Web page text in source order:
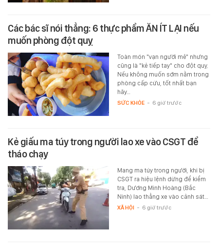
Các bác sĩ nói thẳng: 6 thực phẩm ĂN ÍT LẠI nếu
muốn phòng đột quỵ
Toàn món "vạn người mê" nhưng
cũng là "kẻ tiếp tay" cho đột quỵ.
Nếu không muốn sớm nằm trong
phòng cấp cứu, tốt nhất bạn
hãy…
SỨC KHỎE - 6 giờ trước
Kẻ giấu ma túy trong người lao xe vào CSGT để
tháo chạy
Mang ma túy trong người, khi bị
CSGT ra hiệu lệnh dừng để kiểm
tra, Dương Minh Hoàng (Bắc
Ninh) lao thẳng xe vào cảnh sát…
XÃ HỘI - 6 giờ trước